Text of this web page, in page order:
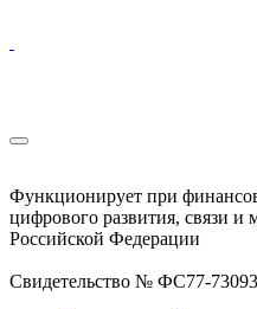
Функционирует при
цифрового развития, связи
Российской Федерации
Свидетельство № ФС77-